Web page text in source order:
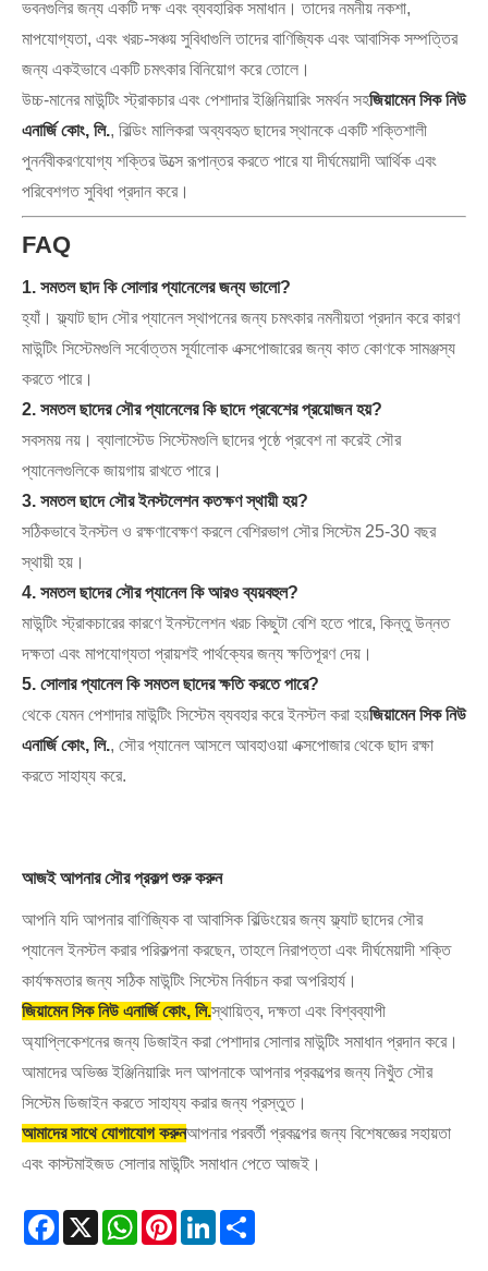
ভবনগুলির জন্য একটি দক্ষ এবং ব্যবহারিক সমাধান। তাদের নমনীয় নকশা,
মাপযোগ্যতা, এবং খরচ-সঞ্চয় সুবিধাগুলি তাদের বাণিজ্যিক এবং আবাসিক সম্পত্তির
জন্য একইভাবে একটি চমৎকার বিনিয়োগ করে তোলে।
উচ্চ-মানের মাউন্টিং স্ট্রাকচার এবং পেশাদার ইঞ্জিনিয়ারিং সমর্থন সহজিয়ামেন সিক নিউ
এনার্জি কোং, লি., বিল্ডিং মালিকরা অব্যবহৃত ছাদের স্থানকে একটি শক্তিশালী
পুনর্নবীকরণযোগ্য শক্তির উত্সে রূপান্তর করতে পারে যা দীর্ঘমেয়াদী আর্থিক এবং
পরিবেশগত সুবিধা প্রদান করে।
FAQ
1. সমতল ছাদ কি সোলার প্যানেলের জন্য ভালো?
হ্যাঁ। ফ্ল্যাট ছাদ সৌর প্যানেল স্থাপনের জন্য চমৎকার নমনীয়তা প্রদান করে কারণ
মাউন্টিং সিস্টেমগুলি সর্বোত্তম সূর্যালোক এক্সপোজারের জন্য কাত কোণকে সামঞ্জস্য
করতে পারে।
2. সমতল ছাদের সৌর প্যানেলের কি ছাদে প্রবেশের প্রয়োজন হয়?
সবসময় নয়। ব্যালাস্টেড সিস্টেমগুলি ছাদের পৃষ্ঠে প্রবেশ না করেই সৌর
প্যানেলগুলিকে জায়গায় রাখতে পারে।
3. সমতল ছাদে সৌর ইনস্টলেশন কতক্ষণ স্থায়ী হয়?
সঠিকভাবে ইনস্টল ও রক্ষণাবেক্ষণ করলে বেশিরভাগ সৌর সিস্টেম 25-30 বছর
স্থায়ী হয়।
4. সমতল ছাদের সৌর প্যানেল কি আরও ব্যয়বহুল?
মাউন্টিং স্ট্রাকচারের কারণে ইনস্টলেশন খরচ কিছুটা বেশি হতে পারে, কিন্তু উন্নত
দক্ষতা এবং মাপযোগ্যতা প্রায়শই পার্থক্যের জন্য ক্ষতিপূরণ দেয়।
5. সোলার প্যানেল কি সমতল ছাদের ক্ষতি করতে পারে?
থেকে যেমন পেশাদার মাউন্টিং সিস্টেম ব্যবহার করে ইনস্টল করা হয়জিয়ামেন সিক নিউ
এনার্জি কোং, লি., সৌর প্যানেল আসলে আবহাওয়া এক্সপোজার থেকে ছাদ রক্ষা
করতে সাহায্য করে.
আজই আপনার সৌর প্রকল্প শুরু করুন
আপনি যদি আপনার বাণিজ্যিক বা আবাসিক বিল্ডিংয়ের জন্য ফ্ল্যাট ছাদের সৌর
প্যানেল ইনস্টল করার পরিকল্পনা করছেন, তাহলে নিরাপত্তা এবং দীর্ঘমেয়াদী শক্তি
কার্যক্ষমতার জন্য সঠিক মাউন্টিং সিস্টেম নির্বাচন করা অপরিহার্য।
জিয়ামেন সিক নিউ এনার্জি কোং, লি.স্থায়িত্ব, দক্ষতা এবং বিশ্বব্যাপী
অ্যাপ্লিকেশনের জন্য ডিজাইন করা পেশাদার সোলার মাউন্টিং সমাধান প্রদান করে।
আমাদের অভিজ্ঞ ইঞ্জিনিয়ারিং দল আপনাকে আপনার প্রকল্পের জন্য নিখুঁত সৌর
সিস্টেম ডিজাইন করতে সাহায্য করার জন্য প্রস্তুত।
আমাদের সাথে যোগাযোগ করুনআপনার পরবর্তী প্রকল্পের জন্য বিশেষজ্ঞের সহায়তা
এবং কাস্টমাইজড সোলার মাউন্টিং সমাধান পেতে আজই।
Facebook
X WhatsAppPinterestLinkedIn